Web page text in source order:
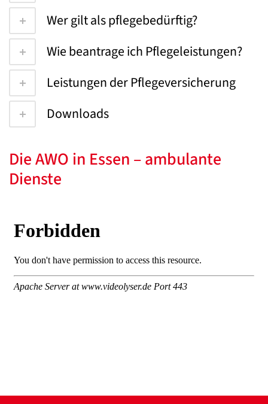
Wer gilt als pflegebedürftig?
Wie beantrage ich Pflegeleistungen?
Leistungen der Pflegeversicherung
Downloads
Die AWO in Essen – ambulante
Dienste